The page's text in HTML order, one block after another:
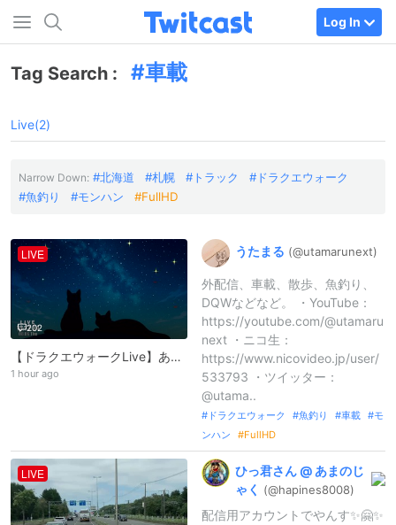
Log In
Tag Search : 車載
Live(2)
Narrow Down: 北海道 札幌 トラック
ドラクエウォーク
魚釣り
モンハン FullHD
LIVE
202
【ドラクエウォークLive】あぶない水着イベント’26 南の島のおばけ退治 第３章と新メガモン「ドラゴンコープス」と大宮日進七夕まつり散歩【YouTube、ニコ生同時配信】
1 hour ago
うたまる (@utamarunext)
外配信、車載、散歩、魚釣り、
DQWなどなど。 ・YouTube：
https://youtube.com/@utamaru
next ・ニコ生：
https://www.nicovideo.jp/user/
533793 ・ツイッター：
@utama..
ドラクエウォーク 魚釣り 車載
モ
ンハン
FullHD
LIVE ひっ君さん@ あまのじ
ゃく (@hapines8008)
配信用アカウントでやんす✨🤗✨